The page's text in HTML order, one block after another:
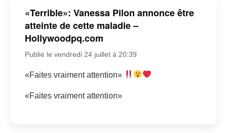
«Terrible»: Vanessa Pilon annonce être
atteinte de cette maladie –
Hollywoodpq.com
Publié le vendredi 24 juillet à 20:39
«Faites vraiment attention»
«Faites vraiment attention»